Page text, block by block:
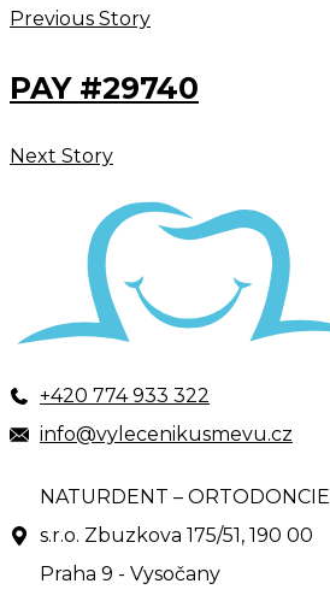
Previous Story
PAY #29740
Next Story
+420 774 933 322
info@vylecenikusmevu.cz
NATURDENT – ORTODONCIE
s.r.o. Zbuzkova 175/51, 190 00
Praha 9 - Vysočany